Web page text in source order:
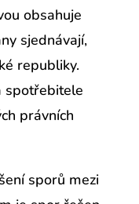
obsahuje
sjednávají,
republiky.
spotřebitele
právních
sporů mezi